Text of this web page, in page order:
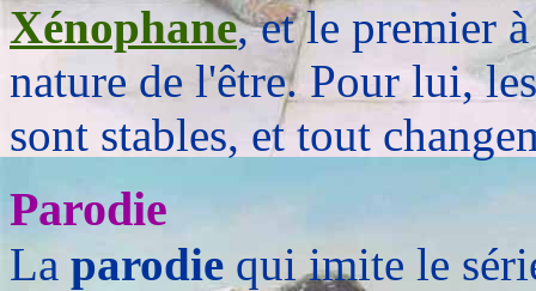
Xénophane, et le premier
nature de l'être. Pour lui,
sont stables, et tout
Parodie
La parodie qui imite le